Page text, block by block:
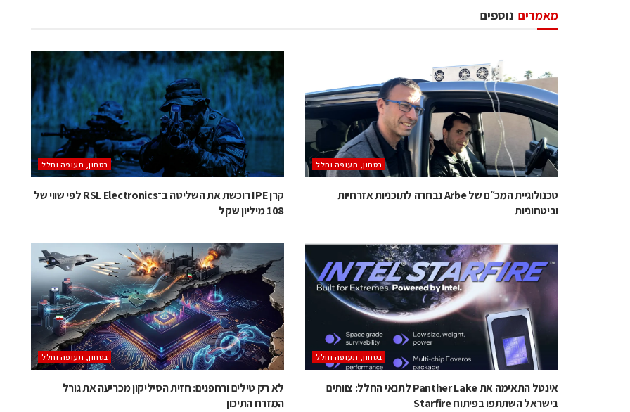
נוספים מאמרים
בטחון, תעופה וחלל
טכנולוגיית המכ״ם של Arbe נבחרה לתוכניות אזרחיות
וביטחוניות
בטחון, תעופה וחלל
קרן IPE רוכשת את השליטה ב־RSL Electronics לפי שווי של
108 מיליון שקל
בטחון, תעופה וחלל
אינטל התאימה את Panther Lake לתנאי החלל: צוותים
בישראל השתתפו בפיתוח Starfire
בטחון, תעופה וחלל
לא רק טילים ורחפנים: חזית הסיליקון מכריעה את גורל
המזרח התיכון